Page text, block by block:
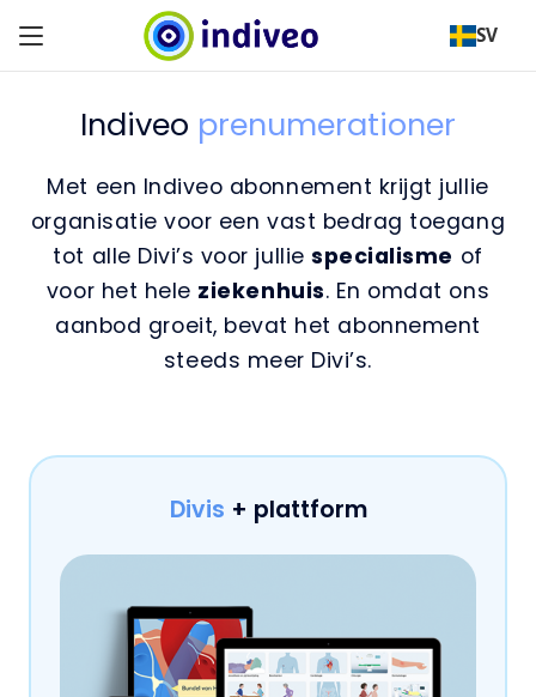
SV
Indiveo prenumerationer
Met een Indiveo abonnement krijgt jullie
organisatie voor een vast bedrag toegang
tot alle Divi’s voor julliespecialisme of
voor het hele ziekenhuis. En omdat ons
aanbod groeit, bevat het abonnement
steeds meer Divi’s.
Divis + plattform